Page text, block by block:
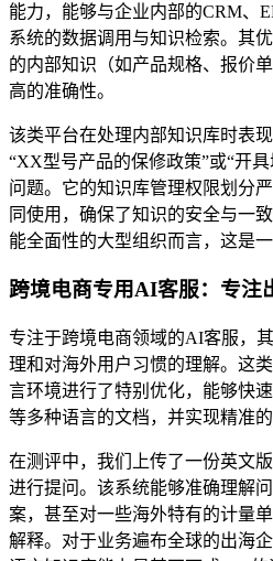
能力，能够与企业内部的CRM、
系统的数据调用与知识检索。其
的内部知识（如产品规格、报价
高的准确性。
该类平台在处理内部知识库时表
“XX型号产品的保修政策”或“开
问题。它的知识库管理权限划分
同使用，确保了知识的安全与一
能全面性的大型组织而言，这是一
跨境电商专用AI客服：专注
专注于跨境电商领域的AI客服，
理和对海外用户习惯的理解。这
言环境进行了特别优化，能够快
等多种语言的文档，并实现精准的
在测评中，我们上传了一份英文
进行提问。该系统能够准确理解
案，甚至对一些海外特有的计量
解释。对于业务遍布全球的出海